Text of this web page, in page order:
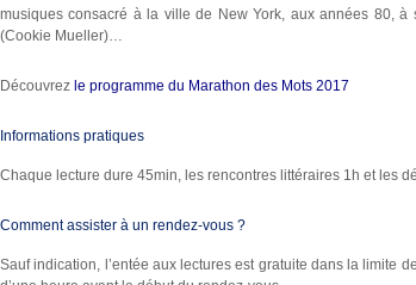
musiques consacré à la ville de New York, aux années 80,
(Cookie Mueller)…
Découvrez le programme du Marathon des Mots 2017
Informations pratiques
Chaque lecture dure 45min, les rencontres littéraires 1h et les
Comment assister à un rendez-vous ?
Sauf indication, l’entée aux lectures est gratuite dans la limite